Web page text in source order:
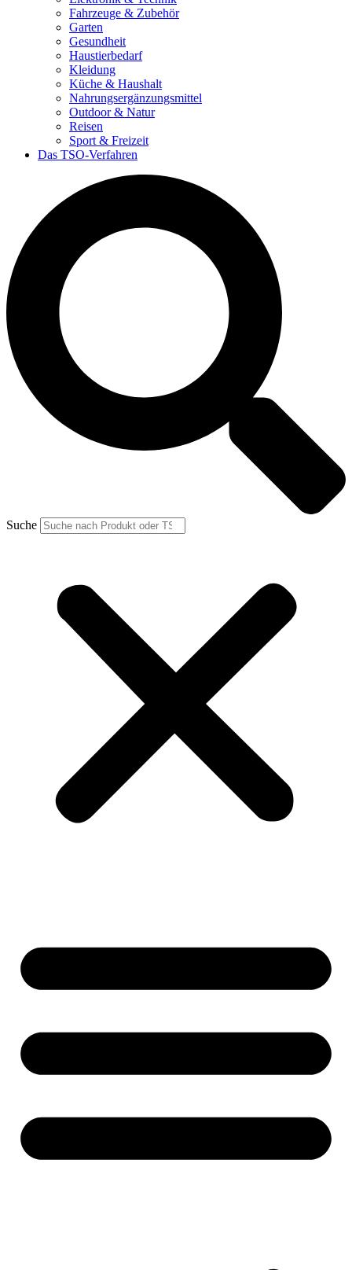
Fahrzeuge & Zubehör
Garten
Gesundheit
Haustierbedarf
Kleidung
Küche & Haushalt
Nahrungsergänzungsmittel
Outdoor & Natur
Reisen
Sport & Freizeit
Das TSO-Verfahren
Suche